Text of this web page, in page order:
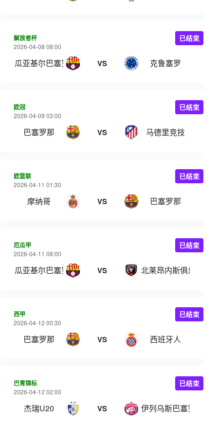
解放者杯
2026-04-08 08:00
瓜亚基尔巴塞罗那 VS 克鲁塞罗
已结束
欧冠
2026-04-09 03:00
巴塞罗那 VS 马德里竞技
已结束
欧篮联
2026-04-11 01:30
摩纳哥 VS 巴塞罗那
已结束
厄瓜甲
2026-04-11 08:00
瓜亚基尔巴塞罗那 VS 北莱昂内斯俱乐部
已结束
西甲
2026-04-12 00:30
巴塞罗那 VS 西班牙人
已结束
巴青锦标
2026-04-12 02:00
杰瑞U20 VS 伊列乌斯巴塞罗那U20
已结束